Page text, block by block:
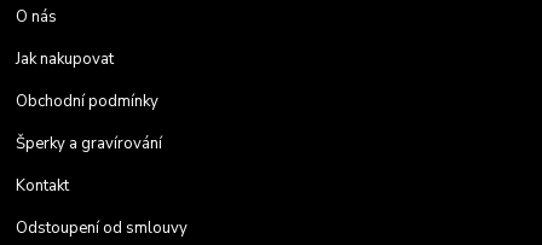
O nás
Jak nakupovat
Obchodní podmínky
Šperky a gravírování
Kontakt
Odstoupení od smlouvy